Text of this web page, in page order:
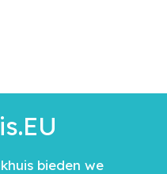
bieden we